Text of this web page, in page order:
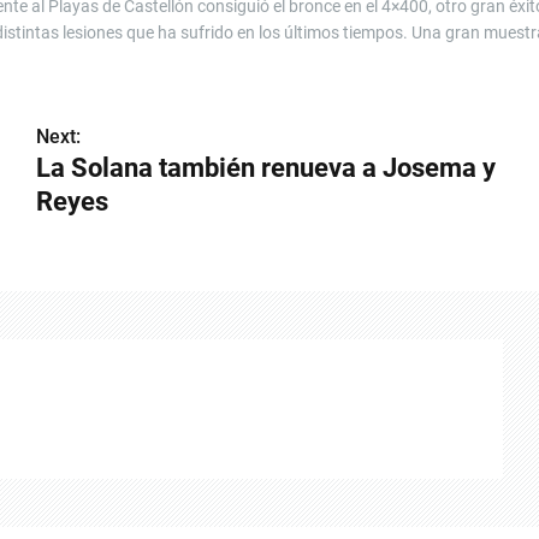
al Playas de Castellón consiguió el bronce en el 4×400, otro gran
lesiones que ha sufrido en los últimos tiempos. Una gran
Next:
La Solana también renueva a Josema y
Reyes